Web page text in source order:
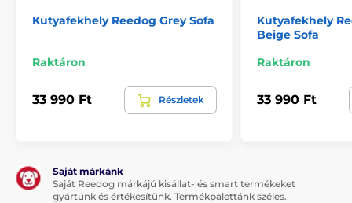
Kutyafekhely Reedog Grey Sofa
Raktáron
33 990 Ft Részletek
Kutyafekhely
Beige Sofa
Raktáron
33 990 Ft
Saját márkánk
Saját Reedog márkájú kisállat- és smart termékeket
gyártunk és értékesítünk. Termékpalettánk széles.